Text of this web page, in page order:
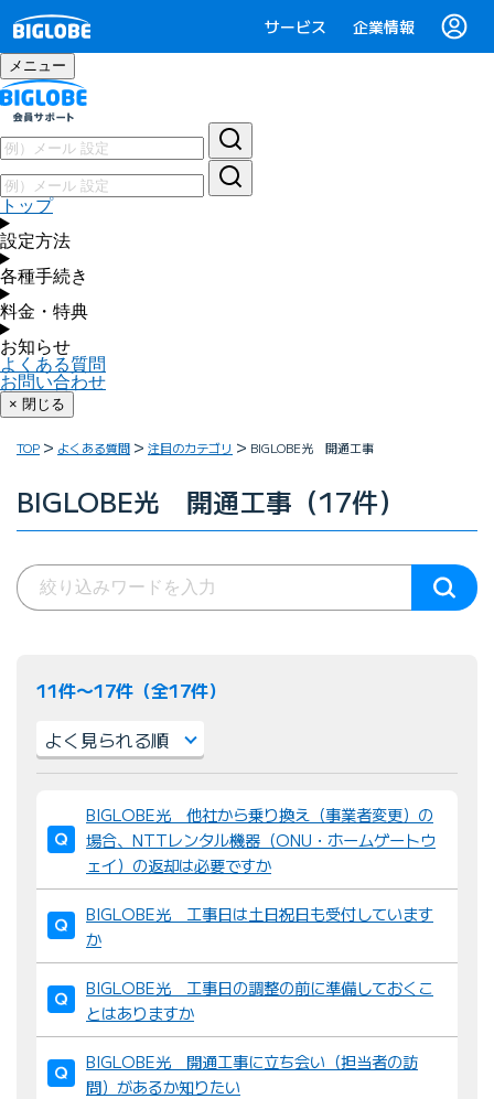
サービス 企業情報
メニュー
トップ
設定方法
各種手続き
料金・特典
お知らせ
よくある質問
お問い合わせ
× 閉じる
TOP よくある質問 注目のカテゴリ BIGLOBE光 開通工事
BIGLOBE光 開通工事（17件）
11件〜17件（全17件）
替
：
BIGLOBE光 他社から乗り換え（事業者変更）の
場合、NTTレンタル機器（ONU・ホームゲートウ
ェイ）の返却は必要ですか
BIGLOBE光 工事日は土日祝日も受付しています
か
BIGLOBE光 工事日の調整の前に準備しておくこ
とはありますか
BIGLOBE光 開通工事に立ち会い（担当者の訪
問）があるか知りたい